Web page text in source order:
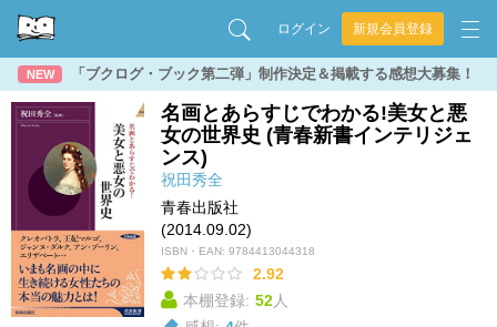
ログイン 新規会員登録
NEW 「ブクログ・ブック第二弾」制作決定＆掲載する感想大募集！
名画とあらすじでわかる!美女と悪
女の世界史 (青春新書インテリジェ
ンス)
祝田秀全
青春出版社
(2014.09.02)
ISBN・EAN: 9784413044318
2.92
本棚登録: 52人